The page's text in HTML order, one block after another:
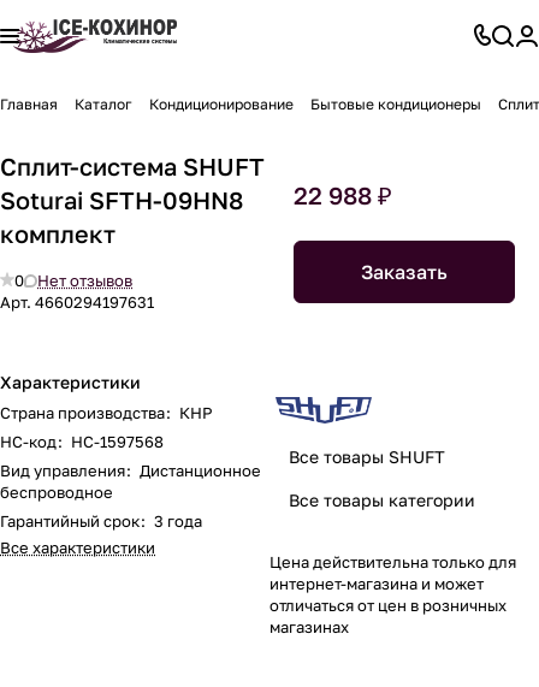
Главная Каталог Кондиционирование Бытовые кондиционеры
Сплит-система SHUFT
Soturai SFTH-09HN8
комплект
0
Нет отзывов
Арт. 4660294197631
Характеристики
Страна производства: КНР
НС-код: НС-1597568
Вид управления: Дистанционное
беспроводное
Гарантийный срок: 3 года
Все характеристики
22 988 ₽
Заказать
Все товары SHUFT
Все товары категории
Цена действительна только для
интернет-магазина и может
отличаться от цен в розничных
магазинах